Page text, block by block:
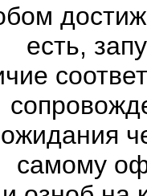
есть,
самому